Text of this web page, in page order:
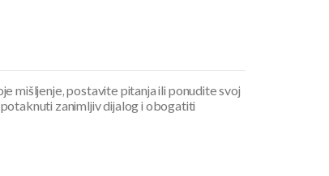
mišljenje, postavite pitanja ili ponudite svoj
zanimljiv dijalog i obogatiti